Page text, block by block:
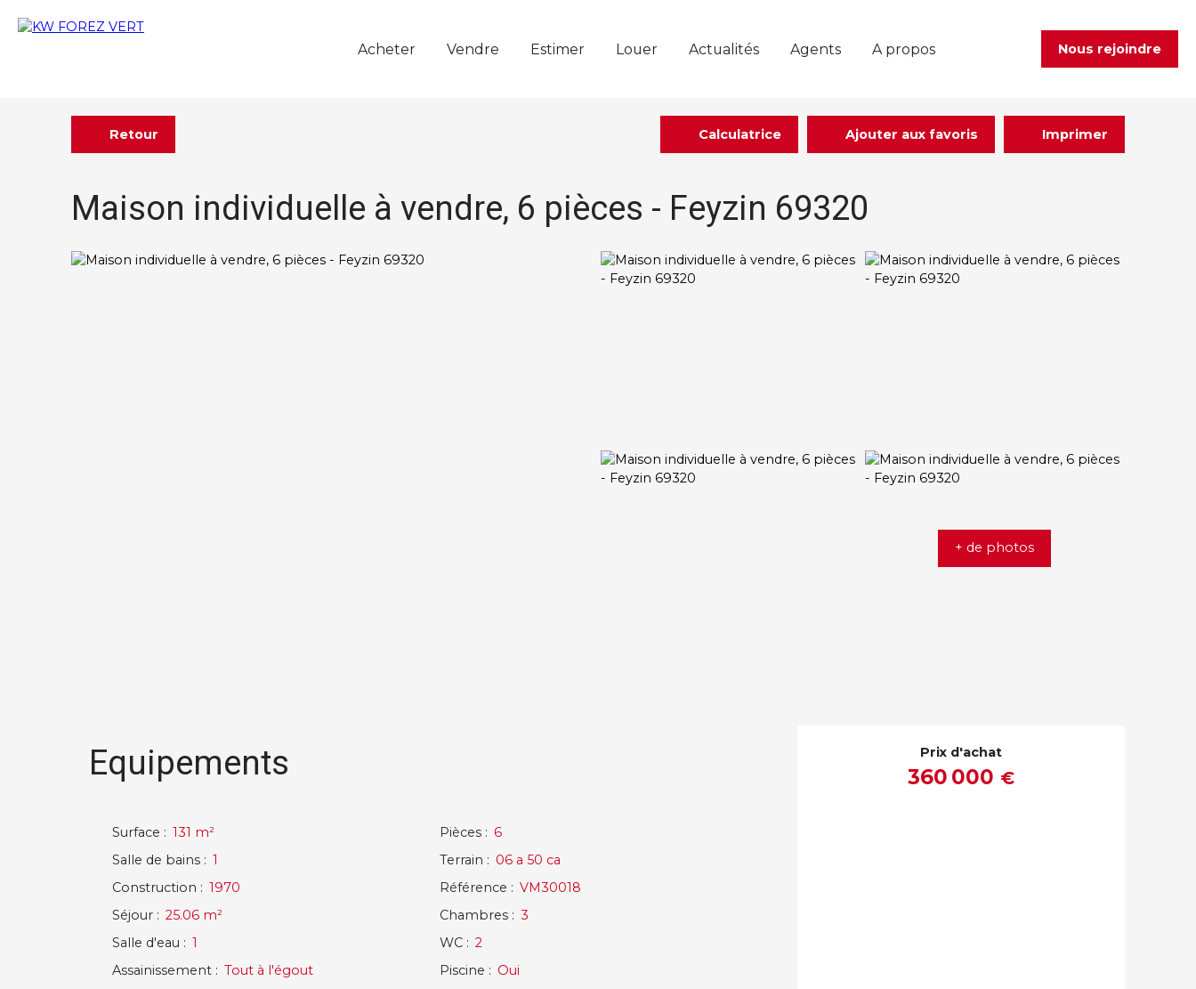
Acheter Vendre Estimer Louer Actualités Agents A propos Nous rejoindre
Retour Calculatrice Ajouter aux favoris Imprimer
Maison individuelle à vendre, 6 pièces - Feyzin 69320
+ de photos
Equipements
Surface : 131 m² Pièces : 6
Salle de bains : 1 Terrain : 06 a 50 ca
Construction : 1970 Référence : VM30018
Séjour : 25.06 m² Chambres : 3
Salle d'eau : 1 WC : 2
Assainissement : Tout à l'égout Piscine : Oui
Prix d'achat
360 000 €